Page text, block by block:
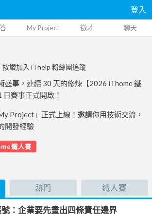
登入
My Project 徵才 聊天
按讚加入 iThelp 粉絲團追蹤
盛事，連續 30 天的修煉【2026 iThome 鐵
日賽事正式開啟！
Project」正式上線！邀請你用技術交流，
開發經驗
鐵人賽
熱門 鐵人賽
：企業要先畫出四條責任邊界